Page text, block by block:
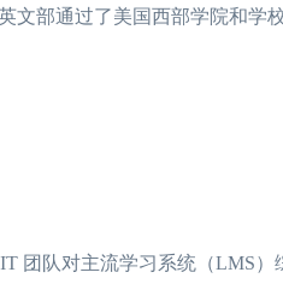
文部通过了美国西部学院和学
团队对主流学习系统（LMS）